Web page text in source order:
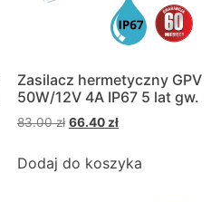
Zasilacz hermetyczny GPV
50W/12V 4A IP67 5 lat gw.
83.00zł 66.40 zł
Dodaj do koszyka